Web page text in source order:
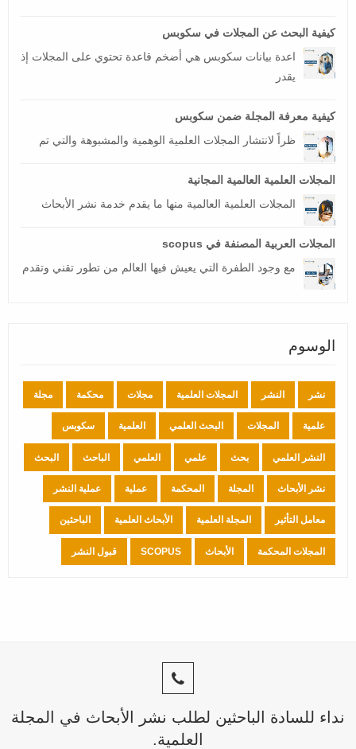
كيفية البحث عن المجلات في سكوبس
اعدة بيانات سكوبس هي أضخم قاعدة تحتوي على المجلات إذ
يقدر
كيفية معرفة المجلة ضمن سكوبس
ظراً لانتشار المجلات العلمية الوهمية والمشبوهة والتي تم
المجلات العلمية العالمية المجانية
المجلات العلمية العالمية منها ما يقدم خدمة نشر الأبحاث
المجلات العربية المصنفة في scopus
مع وجود الطفرة التي يعيش فيها العالم من تطور تقني وتقدم
الوسوم
نشر النشر المجلات العلمية مجلات محكمة مجلة
علمية المجلات البحث العلمي العلمية سكوبس
النشر العلمي بحث علمي العلمي الباحث البحث
نشر الأبحاث المجلة المحكمة عملية عملية النشر
معامل التأثير المجلة العلمية الأبحاث العلمية الباحثين
المجلات المحكمة الأبحاث SCOPUS قبول النشر
نداء للسادة الباحثين لطلب نشر الأبحاث في المجلة
العلمية.